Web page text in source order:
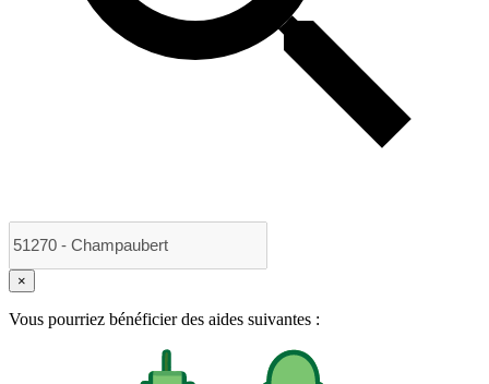
×
Vous pourriez bénéficier des aides suivantes :